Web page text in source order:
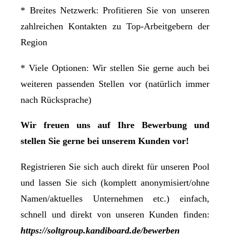
* Breites Netzwerk: Profitieren Sie von unseren
zahlreichen Kontakten zu Top-Arbeitgebern der
Region
* Viele Optionen: Wir stellen Sie gerne auch bei
weiteren passenden Stellen vor (natürlich immer
nach Rücksprache)
Wir freuen uns auf Ihre Bewerbung und
stellen Sie gerne bei unserem Kunden vor!
Registrieren Sie sich auch direkt für unseren Pool
und lassen Sie sich (komplett anonymisiert/ohne
Namen/aktuelles Unternehmen etc.) einfach,
schnell und direkt von unseren Kunden finden:
https://soltgroup.kandiboard.de/bewerben